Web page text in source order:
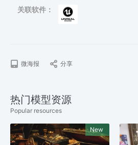
关联软件：
微海报 分享
热门模型资源
Popular resources